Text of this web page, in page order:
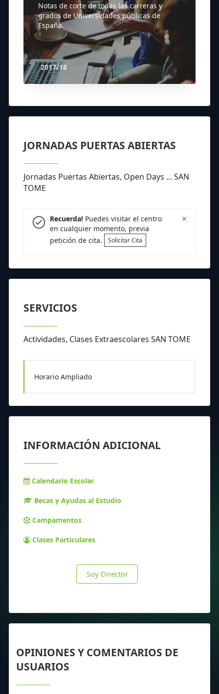
Notas de corte de todas las carreras y
grados de Universidades públicas de
España.
2017/18
JORNADAS PUERTAS ABIERTAS
Jornadas Puertas Abiertas, Open Days ... SAN
TOME
×
Recuerda!Puedes visitar el centro
en cualquier momento, previa
petición de cita.
Solicitar Cita
SERVICIOS
Actividades, Clases Extraescolares SAN TOME
Horario Ampliado
INFORMACIÓN ADICIONAL
Calendario Escolar
Becas y Ayudas al Estudio
Campamentos
Clases Particulares
Soy Director
OPINIONES Y COMENTARIOS DE
USUARIOS